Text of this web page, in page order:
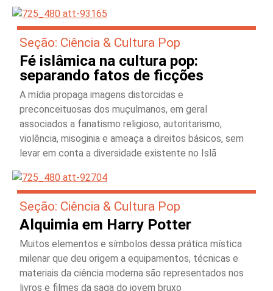
Seção: Ciência & Cultura Pop
Fé islâmica na cultura pop:
separando fatos de ficções
A mídia propaga imagens distorcidas e
preconceituosas dos muçulmanos, em geral
associados a fanatismo religioso, autoritarismo,
violência, misoginia e ameaça a direitos básicos, sem
levar em conta a diversidade existente no Islã
Seção: Ciência & Cultura Pop
Alquimia em Harry Potter
Muitos elementos e símbolos dessa prática mística
milenar que deu origem a equipamentos, técnicas e
materiais da ciência moderna são representados nos
livros e filmes da saga do jovem bruxo